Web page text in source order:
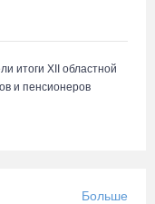
итоги XII областной
и пенсионеров
Больше